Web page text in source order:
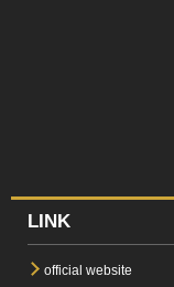
LINK
official website